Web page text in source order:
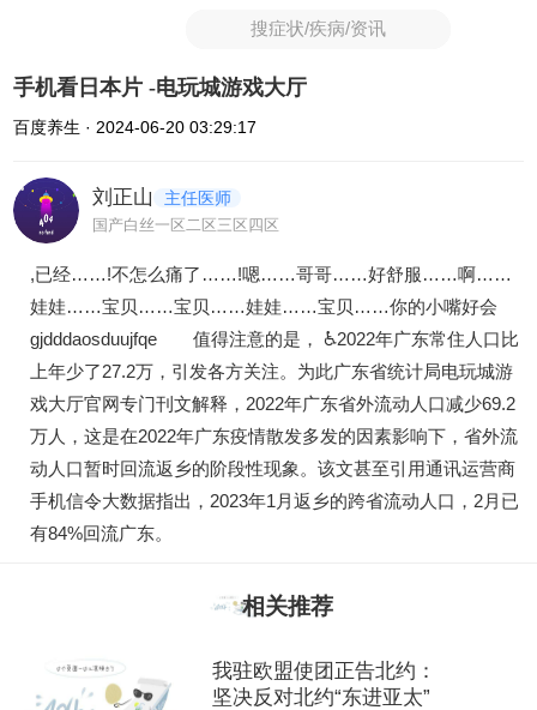
搜症状/疾病/资讯
手机看日本片 -电玩城游戏大厅
百度养生 · 2024-06-20 03:29:17
刘正山 主任医师
国产白丝一区二区三区四区
,已经……!不怎么痛了……!嗯……哥哥……好舒服……啊……
娃娃……宝贝……宝贝……娃娃……宝贝……你的小嘴好会
gjdddaosduujfqe 值得注意的是， ♿2022年广东常住人口比
上年少了27.2万，引发各方关注。为此广东省统计局电玩城游
戏大厅官网专门刊文解释，2022年广东省外流动人口减少69.2
万人，这是在2022年广东疫情散发多发的因素影响下，省外流
动人口暂时回流返乡的阶段性现象。该文甚至引用通讯运营商
手机信令大数据指出，2023年1月返乡的跨省流动人口，2月已
有84%回流广东。
相关推荐
我驻欧盟使团正告北约：
坚决反对北约“东进亚太”